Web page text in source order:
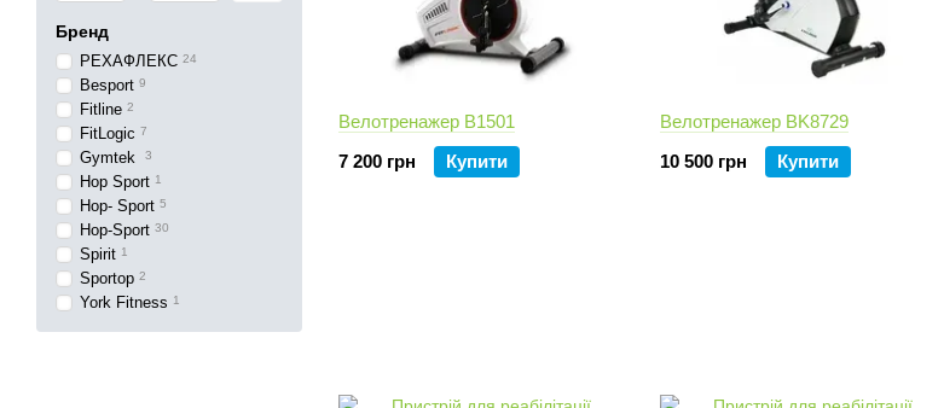
Велотренажер B1501
7 200 грн
Купити
Велотренажер BK8729
10 500 грн
Купити
Бренд
РЕХАФЛЕКС 24
Besport 9
Fitline 2
FitLogic 7
Gymtek 3
Hop Sport 1
Hop- Sport 5
Hop-Sport 30
Spirit 1
Sportop 2
York Fitness 1